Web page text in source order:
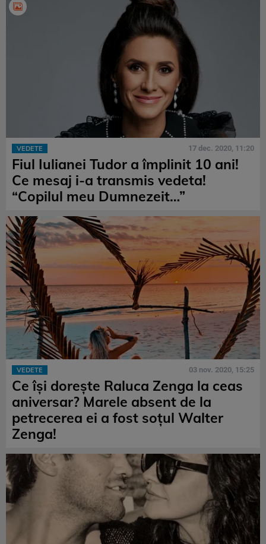
VEDETE 17 dec. 2020, 11:20
Fiul Iulianei Tudor a împlinit 10 ani!
Ce mesaj i-a transmis vedeta!
“Copilul meu Dumnezeit…”
VEDETE 03 nov. 2020, 15:25
Ce își dorește Raluca Zenga la ceas
aniversar? Marele absent de la
petrecerea ei a fost soțul Walter
Zenga!